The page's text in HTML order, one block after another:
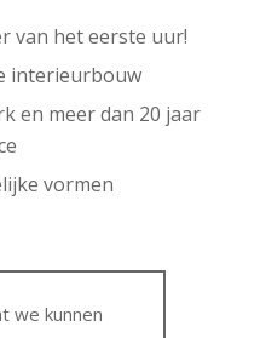
van het eerste uur!
interieurbouw
en meer dan 20 jaar
vormen
we kunnen